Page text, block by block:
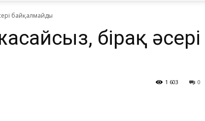
байқалмайды
бірақ әсері
0
1 603